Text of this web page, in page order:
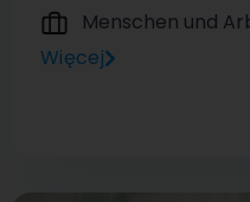
Menschen und
Więcej